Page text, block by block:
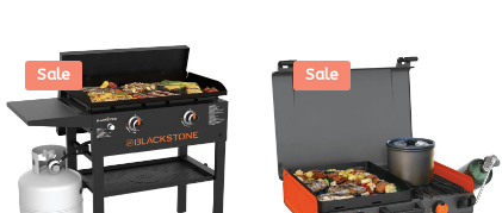
Sale Sale